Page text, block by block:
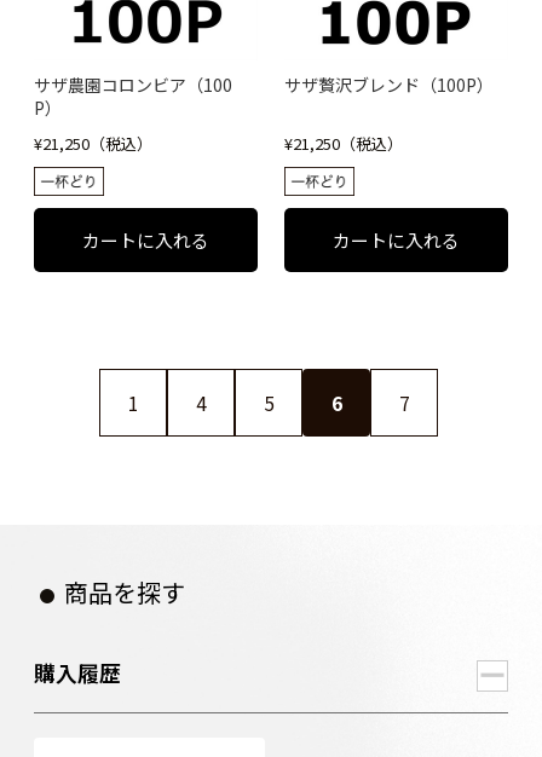
サザ農園コロンビア（100
P）
¥21,250（税込）
サザ贅沢ブレンド（100P）
¥21,250（税込）
1 4 5 6 7
商品を探す
購入履歴